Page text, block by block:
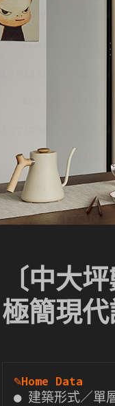
〔中大
極簡現
✎Home Data
● 建築形式／單